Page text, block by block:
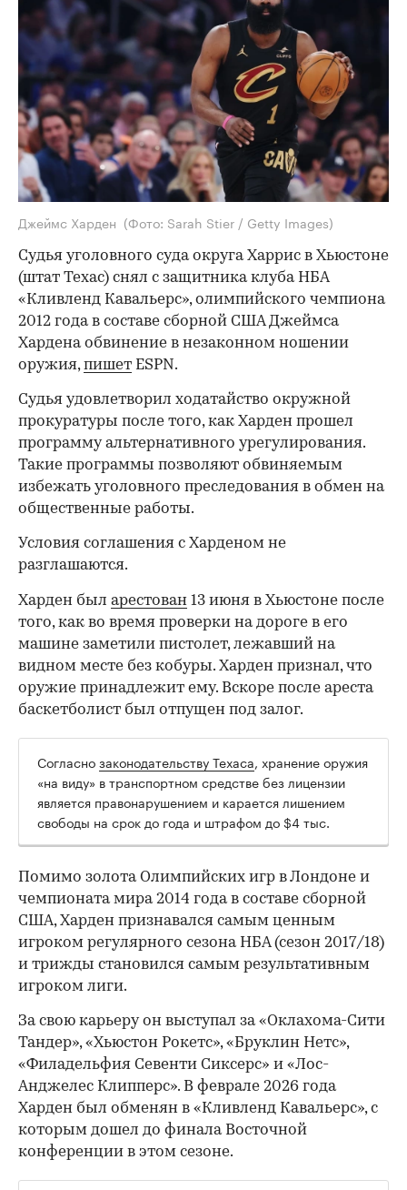
Джеймс Харден (Фото: Sarah Stier / Getty Images)
Судья уголовного суда округа Харрис в Хьюстоне
(штат Техас) снял с защитника клуба НБА
«Кливленд Кавальерс», олимпийского чемпиона
2012 года в составе сборной США Джеймса
Хардена обвинение в незаконном ношении
оружия,пишет ESPN.
Судья удовлетворил ходатайство окружной
прокуратуры после того, как Харден прошел
программу альтернативного урегулирования.
Такие программы позволяют обвиняемым
избежать уголовного преследования в обмен на
общественные работы.
Условия соглашения с Харденом не
разглашаются.
00:00 / 00:00
Харден был арестован 13 июня в Хьюстоне после
того, как во время проверки на дороге в его
машине заметили пистолет, лежавший на
видном месте без кобуры. Харден признал, что
оружие принадлежит ему. Вскоре после ареста
баскетболист был отпущен под залог.
Согласнозаконодательству Техаса, хранение оружия
«на виду» в транспортном средстве без лицензии
является правонарушением и карается лишением
свободы на срок до года и штрафом до $4 тыс.
Помимо золота Олимпийских игр в Лондоне и
чемпионата мира 2014 года в составе сборной
США, Харден признавался самым ценным
игроком регулярного сезона НБА (сезон 2017/18)
и трижды становился самым результативным
игроком лиги.
За свою карьеру он выступал за «Оклахома-Сити
Тандер», «Хьюстон Рокетс», «Бруклин Нетс»,
«Филадельфия Севенти Сиксерс» и «Лос-
Анджелес Клипперс». В феврале 2026 года
Харден был обменян в «Кливленд Кавальерс», с
которым дошел до финала Восточной
конференции в этом сезоне.